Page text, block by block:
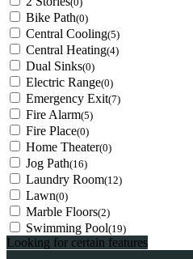
Bike Path(0)
Central Cooling(5)
Central Heating(4)
Dual Sinks(0)
Electric Range(0)
Emergency Exit(7)
Fire Alarm(5)
Fire Place(0)
Home Theater(0)
Jog Path(16)
Laundry Room(12)
Lawn(0)
Marble Floors(2)
Swimming Pool(19)
Looking for certain features